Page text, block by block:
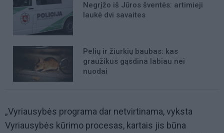
Negrįžo iš Jūros šventės: artimieji
laukė dvi savaites
Pelių ir žiurkių baubas: kas
graužikus gąsdina labiau nei
nuodai
„Vyriausybės programa dar netvirtinama, vyksta
Vyriausybės kūrimo procesas, kartais jis būna